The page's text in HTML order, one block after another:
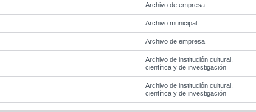
Archivo de empresa
Archivo municipal
Archivo de empresa
Archivo de institución cultural,
científica y de investigación
Archivo de institución cultural,
científica y de investigación